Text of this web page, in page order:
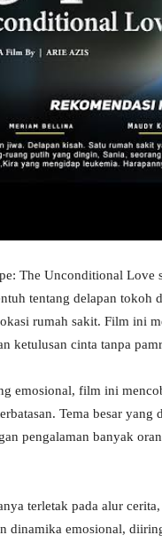
The Unconditional Love
tentang delapan tokoh
rumah sakit. Film ini
ketulusan cinta tanpa
emosional, film ini
Tema besar
pengalaman banyak
terletak pada alur
dinamika emosional,